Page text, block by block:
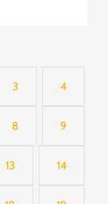
3 4
8 9
13 14